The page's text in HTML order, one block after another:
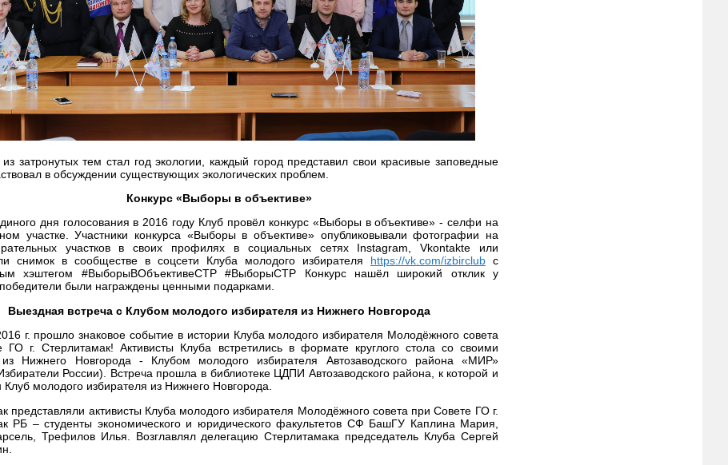
затронутых тем стал год экологии, каждый город представил свои красивые заповедные
в обсуждении существующих экологических проблем.
Конкурс «Выборы в объективе»
дня голосования в 2016 году Клуб провёл конкурс «Выборы в объективе» - селфи на
участке. Участники конкурса «Выборы в объективе» опубликовывали фотографии на
участков в своих профилях в социальных сетях Instagram, Vkontakte или
снимок в сообществе в соцсети Клуба молодого избирателя https://vk.com/izbirclub с
хэштегом #ВыборыВОбъективеСТР #ВыборыСТР Конкурс нашёл широкий отклик у
были награждены ценными подарками.
Выездная встреча с Клубом молодого избирателя из Нижнего Новгорода
г. прошло знаковое событие в истории Клуба молодого избирателя Молодёжного совета
ГО г. Стерлитамак! Активисты Клуба встретились в формате круглого стола со своими
из Нижнего Новгорода - Клубом молодого избирателя Автозаводского района «МИР»
России). Встреча прошла в библиотеке ЦДПИ Автозаводского района, к которой и
Клуб молодого избирателя из Нижнего Новгорода.
представляли активисты Клуба молодого избирателя Молодёжного совета при Совете ГО г.
РБ – студенты экономического и юридического факультетов СФ БашГУ Каплина Мария,
Трефилов Илья. Возглавлял делегацию Стерлитамака председатель Клуба Сергей